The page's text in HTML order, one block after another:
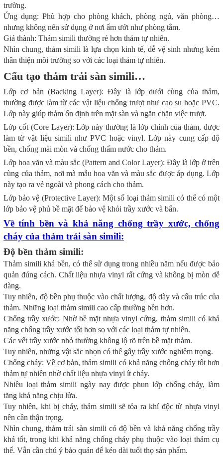
trường.
Ứng dụng: Phù hợp cho phòng khách, phòng ngủ, văn phòng…
nhưng không nên sử dụng ở nơi ẩm ướt như phòng tắm.
Giá thành: Thảm simili thường rẻ hơn thảm tự nhiên.
Nhìn chung, thảm simili là lựa chọn kinh tế, dễ vệ sinh nhưng kém
thân thiện môi trường so với các loại thảm tự nhiên.
Cấu tạo thảm trải sàn simili…
Lớp cơ bản (Backing Layer): Đây là lớp dưới cùng của thảm,
thường được làm từ các vật liệu chống trượt như cao su hoặc PVC.
Lớp này giúp thảm ổn định trên mặt sàn và ngăn chặn việc trượt.
Lớp cốt (Core Layer): Lớp này thường là lớp chính của thảm, được
làm từ vật liệu simili như PVC hoặc vinyl. Lớp này cung cấp độ
bền, chống mài mòn và chống thấm nước cho thảm.
Lớp hoa văn và màu sắc (Pattern and Color Layer): Đây là lớp ở trên
cùng của thảm, nơi mà mẫu hoa văn và màu sắc được áp dụng. Lớp
này tạo ra vẻ ngoài và phong cách cho thảm.
Lớp bảo vệ (Protective Layer): Một số loại thảm simili có thể có một
lớp bảo vệ phủ bề mặt để bảo vệ khỏi trầy xước và bẩn.
Về tính bền và khả năng chống trầy xước, chống
cháy của thảm trải sàn simili:
Độ bền thảm simili:
Thảm simili khá bền, có thể sử dụng trong nhiều năm nếu được bảo
quản đúng cách. Chất liệu nhựa vinyl rất cứng và không bị mòn dễ
dàng.
Tuy nhiên, độ bền phụ thuộc vào chất lượng, độ dày và cấu trúc của
thảm. Những loại thảm simili cao cấp thường bền hơn.
Chống trầy xước: Nhờ bề mặt nhựa vinyl cứng, thảm simili có khả
năng chống trầy xước tốt hơn so với các loại thảm tự nhiên.
Các vết trầy xước nhỏ thường không lộ rõ trên bề mặt thảm.
Tuy nhiên, những vật sắc nhọn có thể gây trầy xước nghiêm trọng.
Chống cháy: Về cơ bản, thảm simili có khả năng chống cháy tốt hơn
thảm tự nhiên nhờ chất liệu nhựa vinyl ít cháy.
Nhiều loại thảm simili ngày nay được phun lớp chống cháy, làm
tăng khả năng chịu lửa.
Tuy nhiên, khi bị cháy, thảm simili sẽ tỏa ra khí độc từ nhựa vinyl
nên cần thận trọng.
Nhìn chung, thảm trải sàn simili có độ bền và khả năng chống trầy
khá tốt, trong khi khả năng chống cháy phụ thuộc vào loại thảm cụ
thể. Vẫn cần chú ý bảo quản để kéo dài tuổi thọ sản phẩm.